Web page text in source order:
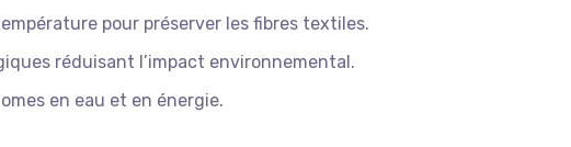
pour préserver les fibres textiles.
réduisant l’impact environnemental.
en eau et en énergie.